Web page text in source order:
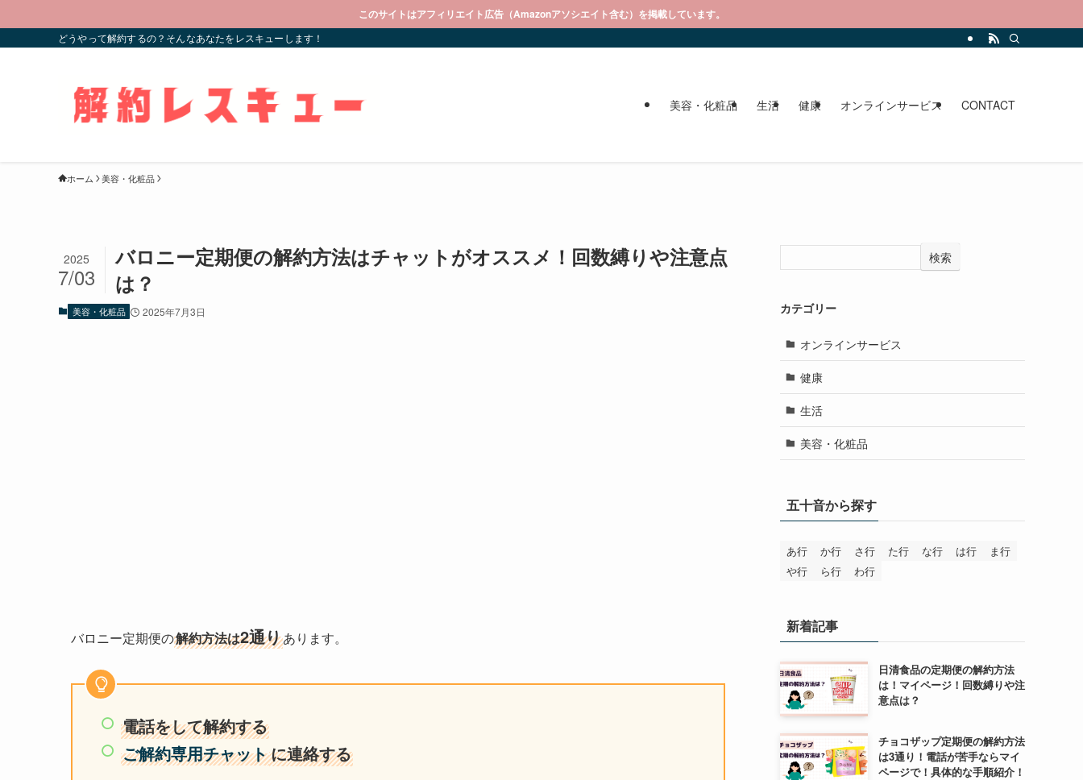
このサイトはアフィリエイト広告（Amazonアソシエイト含む）を掲載しています。
どうやって解約するの？そんなあなたをレスキューします！
美容・化粧品 生活 健康 オンラインサービス CONTACT
ホーム 美容・化粧品
バロニー定期便の解約方法はチャットがオススメ！回数縛りや注意点
は？
2025
7/03
美容・化粧品 2025年7月3日
バロニー定期便の解約方法は2通りあります。
電話をして解約する
ご解約専用チャットに連絡する
検索
カテゴリー
オンラインサービス
健康
生活
美容・化粧品
五十音から探す
あ行 か行 さ行 た行 な行 は行
ま行
や行
ら行 わ行
新着記事
日清食品の定期便の解約方法
は！マイページ！回数縛りや注
意点は？
チョコザップ定期便の解約方法
は3通り！電話が苦手ならマイ
ページで！具体的な手順紹介！